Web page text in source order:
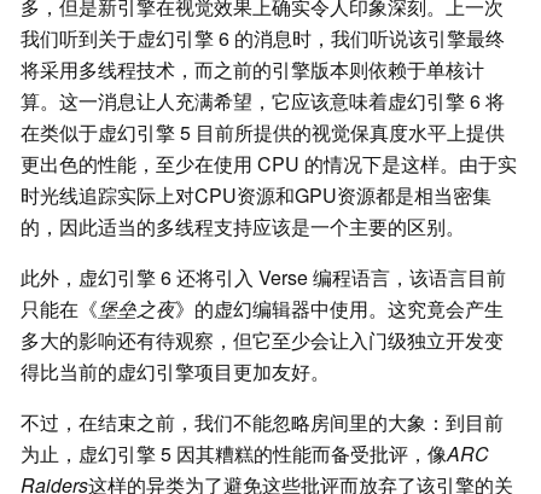
多，但是新引擎在视觉效果上确实令人印象深刻。上一次
我们听到关于虚幻引擎 6 的消息时，我们听说该引擎最终
将采用多线程技术，而之前的引擎版本则依赖于单核计
算。这一消息让人充满希望，它应该意味着虚幻引擎 6 将
在类似于虚幻引擎 5 目前所提供的视觉保真度水平上提供
更出色的性能，至少在使用 CPU 的情况下是这样。由于实
时光线追踪实际上对CPU资源和GPU资源都是相当密集
的，因此适当的多线程支持应该是一个主要的区别。
此外，虚幻引擎 6 还将引入 Verse 编程语言，该语言目前
只能在《堡垒之夜》的虚幻编辑器中使用。这究竟会产生
多大的影响还有待观察，但它至少会让入门级独立开发变
得比当前的虚幻引擎项目更加友好。
不过，在结束之前，我们不能忽略房间里的大象：到目前
为止，虚幻引擎 5 因其糟糕的性能而备受批评，像ARC
Raiders这样的异类为了避免这些批评而放弃了该引擎的关